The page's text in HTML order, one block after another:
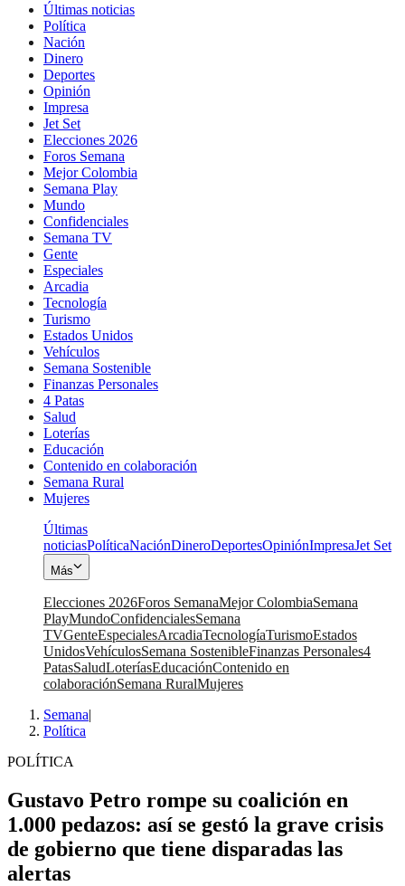
Últimas noticias
Política
Nación
Dinero
Deportes
Opinión
Impresa
Jet Set
Elecciones 2026
Foros Semana
Mejor Colombia
Semana Play
Mundo
Confidenciales
Semana TV
Gente
Especiales
Arcadia
Tecnología
Turismo
Estados Unidos
Vehículos
Semana Sostenible
Finanzas Personales
4 Patas
Salud
Loterías
Educación
Contenido en colaboración
Semana Rural
Mujeres
Últimas
noticiasPolíticaNaciónDineroDeportesOpiniónImpresaJet Set
Más
Elecciones 2026Foros SemanaMejor ColombiaSemana
PlayMundoConfidencialesSemana
TVGenteEspecialesArcadiaTecnologíaTurismoEstados
UnidosVehículosSemana SostenibleFinanzas Personales4
PatasSaludLoteríasEducaciónContenido en
colaboraciónSemana RuralMujeres
Semana|
Política
POLÍTICA
Gustavo Petro rompe su coalición en
1.000 pedazos: así se gestó la grave crisis
de gobierno que tiene disparadas las
alertas